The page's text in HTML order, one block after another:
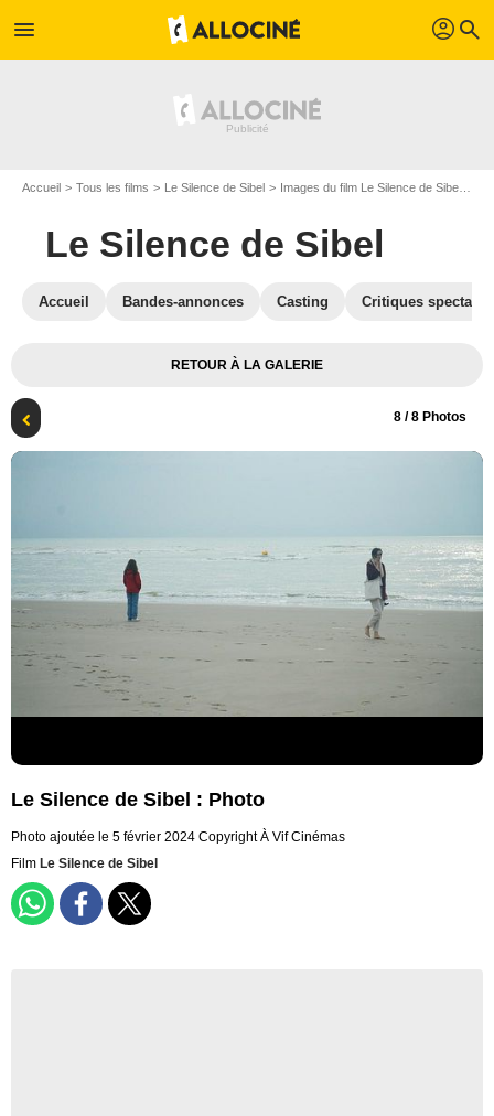
menu profil search
Accueil Tous les films Le Silence de Sibel Images du film Le Silence de Sibel
Le Silence de Sibel
Accueil Bandes-annonces Casting Critiques
RETOUR À LA GALERIE
8 / 8 Photos
Le Silence de Sibel : Photo
Photo ajoutée le 5 février 2024 Copyright À Vif Cinémas
Film Le Silence de Sibel